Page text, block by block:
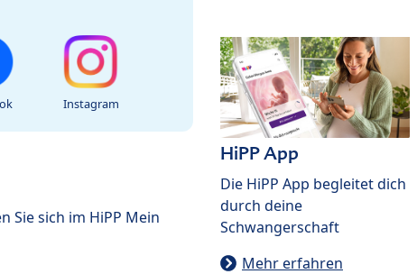
Instagram
Sie sich im HiPP Mein
HiPP App
Die HiPP App begleitet dich
durch deine
Schwangerschaft
Mehr erfahren